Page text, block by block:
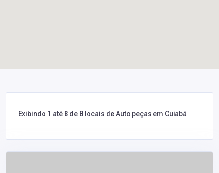
Exibindo 1 até 8 de 8 locais de Auto peças em Cuiabá